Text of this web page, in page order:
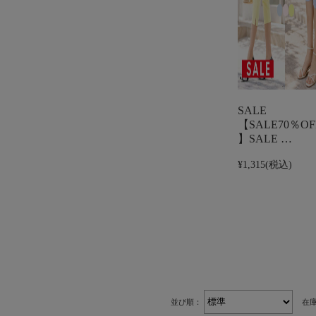
SALE
【SALE70％
】SALE …
¥1,315(税込)
並び順： 在